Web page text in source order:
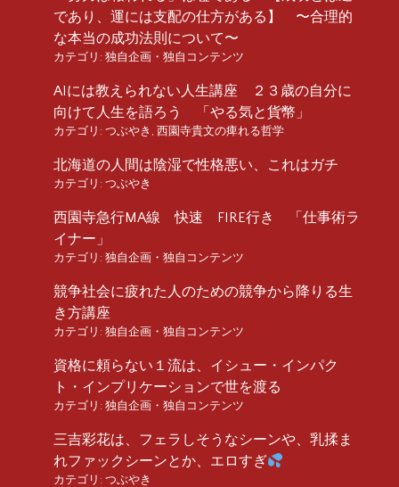
であり、運には支配の仕方がある】 〜合理的
な本当の成功法則について〜
カテゴリ: 独自企画・独自コンテンツ
AIには教えられない人生講座 ２３歳の自分に
向けて人生を語ろう 「やる気と貨幣」
カテゴリ: つぶやき , 西園寺貴文の痺れる哲学
北海道の人間は陰湿で性格悪い、これはガチ
カテゴリ: つぶやき
西園寺急行MA線 快速 FIRE行き 「仕事術ラ
イナー」
カテゴリ: 独自企画・独自コンテンツ
競争社会に疲れた人のための競争から降りる生
き方講座
カテゴリ: 独自企画・独自コンテンツ
資格に頼らない１流は、イシュー・インパク
ト・インプリケーションで世を渡る
カテゴリ: 独自企画・独自コンテンツ
三吉彩花は、フェラしそうなシーンや、乳揉ま
れファックシーンとか、エロすぎ
カテゴリ: つぶやき